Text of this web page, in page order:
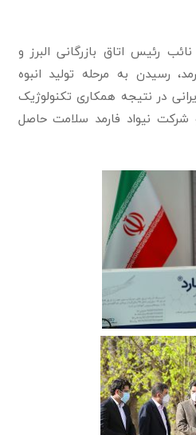
رئیس اتاق بازرگانی البرز و
رسیدن به مرحله تولید انبوه
در نتیجه همکاری تکنولوژیک
نیواد فارمد سلامت حاصل